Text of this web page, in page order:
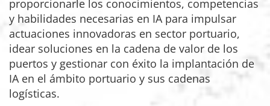
proporcionarle los conocimientos, competencias
y habilidades necesarias en IA para impulsar
actuaciones innovadoras en sector portuario,
idear soluciones en la cadena de valor de los
puertos y gestionar con éxito la implantación de
IA en el ámbito portuario y sus cadenas
logísticas.